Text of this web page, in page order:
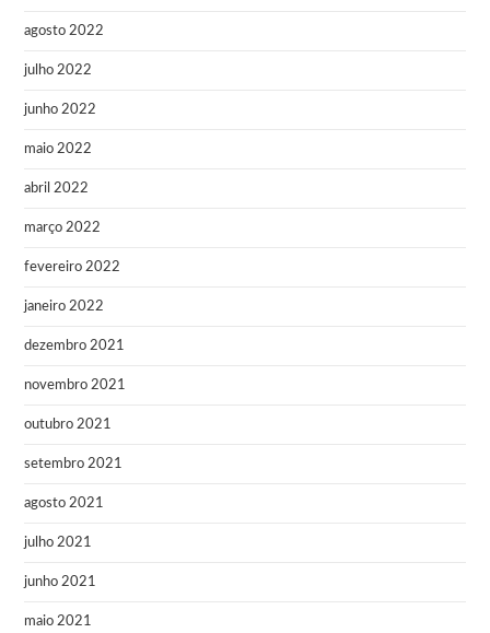
agosto 2022
julho 2022
junho 2022
maio 2022
abril 2022
março 2022
fevereiro 2022
janeiro 2022
dezembro 2021
novembro 2021
outubro 2021
setembro 2021
agosto 2021
julho 2021
junho 2021
maio 2021